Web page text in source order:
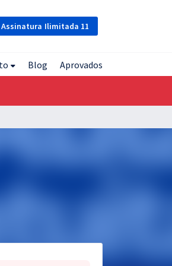
Assinatura Ilimitada 11
Blog Aprovados